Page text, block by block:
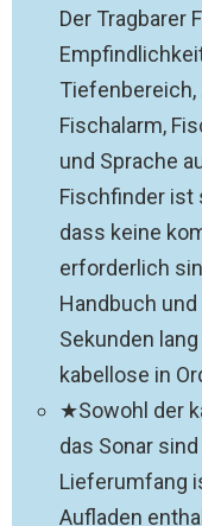
Der Tragbarer
Tiefenbereich,
Fischalarm,
und Sprache
Fischfinder ist
dass keine
erforderlich
Handbuch
Sekunden
kabellose in
★Sowohl der
das Sonar
Lieferumfang
Aufladen